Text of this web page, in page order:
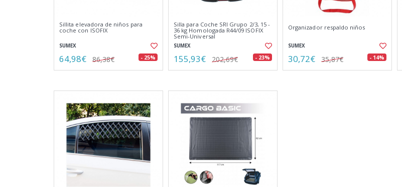
Sillita elevadora de niños para
coche con ISOFIX
SUMEX
64,98€ 86,38€ - 25%
Silla para Coche SRI Grupo 2/3, 15 -
36 kg Homologada R44/09 ISOFIX
Semi-Universal
SUMEX
155,93€ 202,69€ - 23%
Organizador respaldo niños
SUMEX
30,72€ 35,87€ - 14%